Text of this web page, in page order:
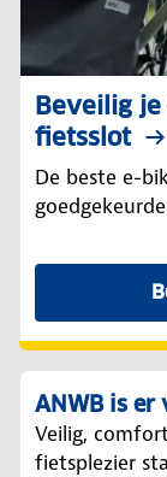
Beveilig
fietsslot
De beste e-
ANWB is er
Veilig,
fietsplezier